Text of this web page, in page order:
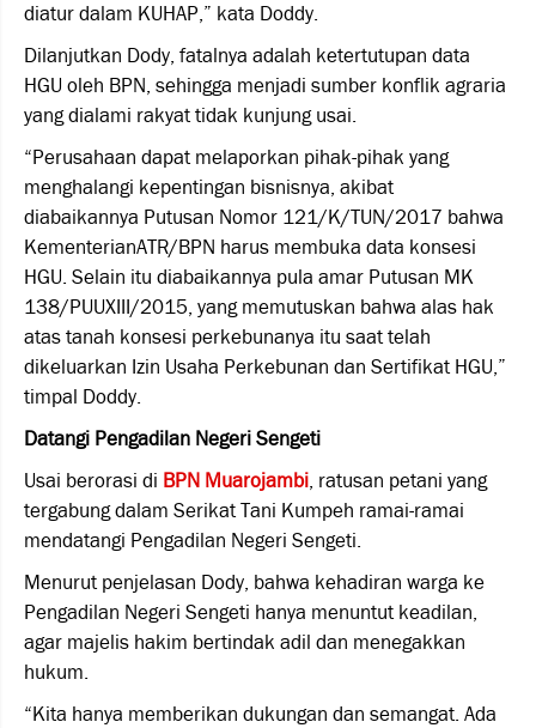
diatur dalam KUHAP,” kata Doddy.
Dilanjutkan Dody, fatalnya adalah ketertutupan data
HGU oleh BPN, sehingga menjadi sumber konflik agraria
yang dialami rakyat tidak kunjung usai.
“Perusahaan dapat melaporkan pihak-pihak yang
menghalangi kepentingan bisnisnya, akibat
diabaikannya Putusan Nomor 121/K/TUN/2017 bahwa
KementerianATR/BPN harus membuka data konsesi
HGU. Selain itu diabaikannya pula amar Putusan MK
138/PUUXIII/2015, yang memutuskan bahwa alas hak
atas tanah konsesi perkebunanya itu saat telah
dikeluarkan Izin Usaha Perkebunan dan Sertifikat HGU,”
timpal Doddy.
Datangi Pengadilan Negeri Sengeti
Usai berorasi di BPN Muarojambi, ratusan petani yang
tergabung dalam Serikat Tani Kumpeh ramai-ramai
mendatangi Pengadilan Negeri Sengeti.
Menurut penjelasan Dody, bahwa kehadiran warga ke
Pengadilan Negeri Sengeti hanya menuntut keadilan,
agar majelis hakim bertindak adil dan menegakkan
hukum.
“Kita hanya memberikan dukungan dan semangat. Ada